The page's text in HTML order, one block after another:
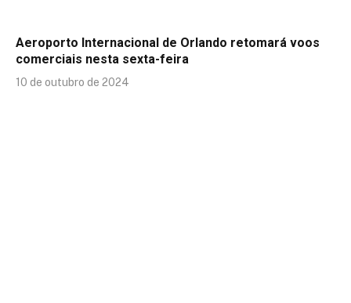
Aeroporto Internacional de Orlando retomará voos
comerciais nesta sexta-feira
10 de outubro de 2024